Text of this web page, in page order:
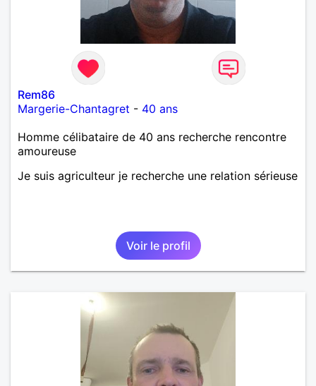
Rem86
Margerie-Chantagret - 40 ans
Homme célibataire de 40 ans recherche rencontre
amoureuse
Je suis agriculteur je recherche une relation sérieuse
Voir le profil